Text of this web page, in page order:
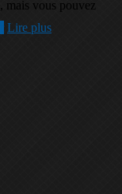
mais vous pouvez
Lire plus